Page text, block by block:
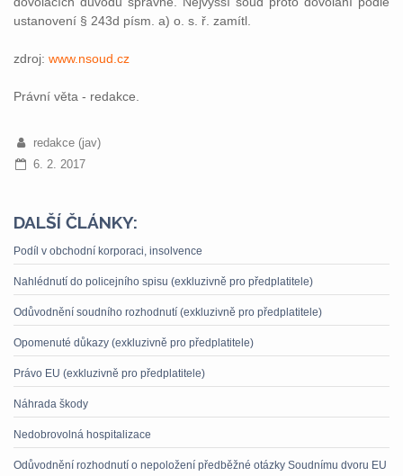
ustanovení § 243d písm. a) o. s. ř. zamítl.
zdroj: www.nsoud.cz
Právní věta - redakce.
redakce (jav)
6. 2. 2017
DALŠÍ ČLÁNKY:
Podíl v obchodní korporaci, insolvence
Nahlédnutí do policejního spisu (exkluzivně pro předplatitele)
Odůvodnění soudního rozhodnutí (exkluzivně pro předplatitele)
Opomenuté důkazy (exkluzivně pro předplatitele)
Právo EU (exkluzivně pro předplatitele)
Náhrada škody
Nedobrovolná hospitalizace
Odůvodnění rozhodnutí o nepoložení předběžné otázky Soudnímu dvoru EU